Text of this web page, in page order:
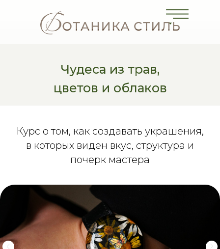
Чудеса из трав,
цветов и облаков
Курс о том, как создавать украшения,
в которых виден вкус, структура и
почерк мастера